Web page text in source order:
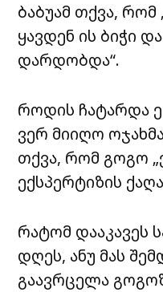
ბაბუამ თქვა,
ყავდენ ის ბიჭი
დარდობდა“.
როდის ჩატარდა
ვერ მიიღო ოჯახმა
თქვა, რომ გოგო
ექსპერტიზის
რატომ დააკავეს
დღეს, ანუ მას
გაავრცელა